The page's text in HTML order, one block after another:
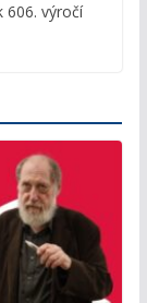
606. výročí